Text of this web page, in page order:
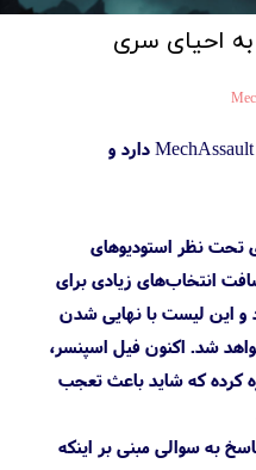
احیای سری
رئیس ایکس باکس نظر مثبتی درباره MechAssault دارد و
تحت نظر استودیوهای
انتخاب‌های زیادی برای
و این لیست با نهایی شدن
شد. اکنون فیل اسپنسر،
که شاید باعث تعجب
به سوالی مبنی بر اینکه